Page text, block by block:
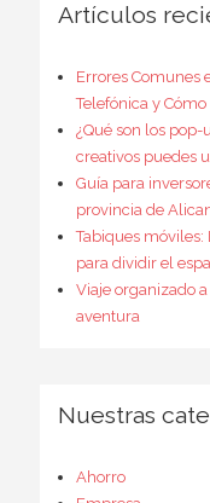
Artículos
Errores Comunes
Telefónica y
¿Qué son los pop-
creativos puedes
Guía para
provincia de
Tabiques móviles:
para dividir el
Viaje organizado
aventura
Nuestras
Ahorro